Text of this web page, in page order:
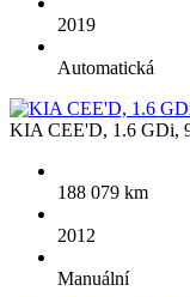
2019
Automatická
KIA CEE'D, 1.6 GDi,
188 079 km
2012
Manuální